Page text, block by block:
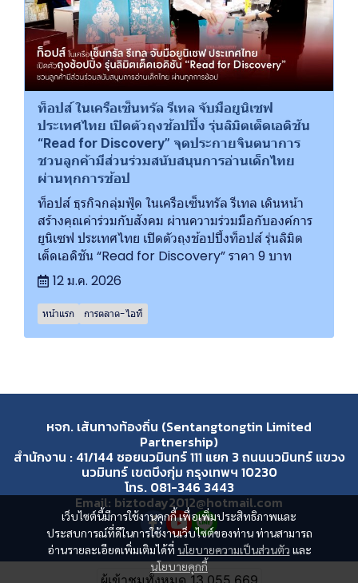
ท็อปส์ ในเครือเซ็นทรัล รีเทล จับมือยูนิเซฟ
ประเทศไทย เปิดตัวถุงช้อปปิ้ง รุ่นลิมิตเต็ดเอดิชัน
“Read for Discovery” จุดประกายจินตนาการ
ชวนลูกค้ามีส่วนร่วมสนับสนุนการอ่านเด็กไทย
ผ่านทุกการช้อป
ท็อปส์ ธุรกิจกลุ่มฟู้ด ในเครือเซ็นทรัล รีเทล เดินหน้า
สร้างคุณค่าร่วมกับสังคม ผ่านความร่วมมือกับองค์การ
ยูนิเซฟ ประเทศไทย เปิดตัวถุงช้อปปิ้งท็อปส์ รุ่นลิมิต
เต็ดเอดิชัน “Read for Discovery” ราคา 9 บาท
12 ม.ค. 2026
หน้าแรก การตลาด-ไอที
เว็บไซต์นี้มีการใช้งานคุกกี้ เพื่อเพิ่มประสิทธิภาพและ
ประสบการณ์ที่ดีในการใช้งานเว็บไซต์ของท่าน ท่านสามารถ
อ่านรายละเอียดเพิ่มเติมได้ที่ นโยบายความเป็นส่วนตัว และ
นโยบายคุกกี้
หจก. เส้นทางท้องถิ่น (Sentangtongtin Limited
Partnership)
สำนักงาน : 41/144 ซอยนวมินทร์ 111 แยก 3 ถนนนวมินทร์ แขวง
นวมินทร์ เขตบึงกุ่ม กรุงเทพฯ 10230
โทร. 081-346 3443
Email: biztoday2012@hotmail.com